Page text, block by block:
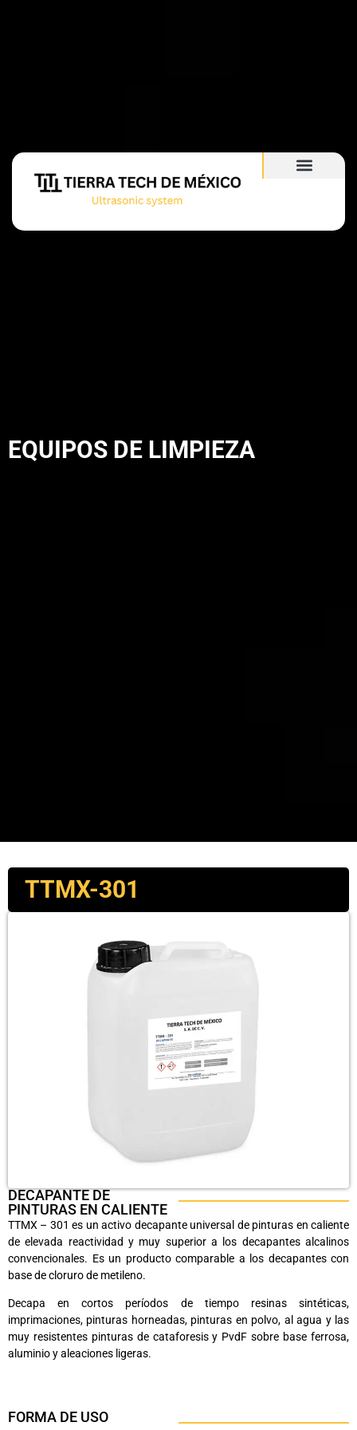
EQUIPOS DE LIMPIEZA
TTMX-301
DECAPANTE DE
PINTURAS EN CALIENTE
TTMX – 301 es un activo decapante universal de pinturas en caliente
de elevada reactividad y muy superior a los decapantes alcalinos
convencionales. Es un producto comparable a los decapantes con
base de cloruro de metileno.
Decapa en cortos períodos de tiempo resinas sintéticas,
imprimaciones, pinturas horneadas, pinturas en polvo, al agua y las
muy resistentes pinturas de cataforesis y PvdF sobre base ferrosa,
aluminio y aleaciones ligeras.
FORMA DE USO